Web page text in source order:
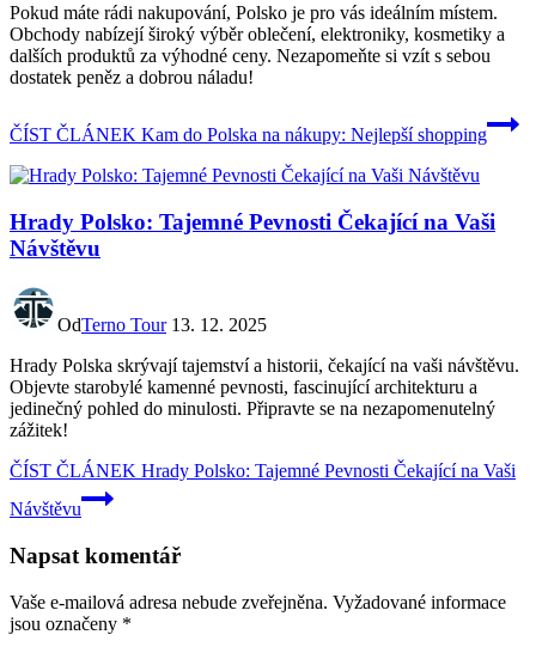
Pokud máte rádi nakupování, Polsko je pro vás ideálním místem.
Obchody nabízejí široký výběr oblečení, elektroniky, kosmetiky a
dalších produktů za výhodné ceny. Nezapomeňte si vzít s sebou
dostatek peněz a dobrou náladu!
ČÍST ČLÁNEK Kam do Polska na nákupy: Nejlepší shopping
Hrady Polsko: Tajemné Pevnosti Čekající na Vaši
Návštěvu
OdTerno Tour 13. 12. 2025
Hrady Polska skrývají tajemství a historii, čekající na vaši návštěvu.
Objevte starobylé kamenné pevnosti, fascinující architekturu a
jedinečný pohled do minulosti. Připravte se na nezapomenutelný
zážitek!
ČÍST ČLÁNEK Hrady Polsko: Tajemné Pevnosti Čekající na Vaši
Návštěvu
Napsat komentář
Vaše e-mailová adresa nebude zveřejněna. Vyžadované informace
jsou označeny *